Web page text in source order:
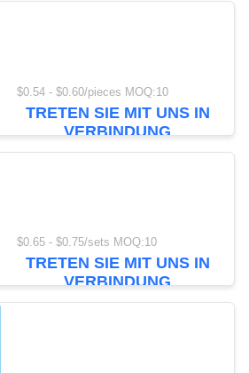
der
Erste-
$0.54 - $0.60/pieces MOQ:10
TRETEN SIE MIT UNS IN
VERBINDUNG
$0.65 - $0.75/sets MOQ:10
TRETEN SIE MIT UNS IN
VERBINDUNG